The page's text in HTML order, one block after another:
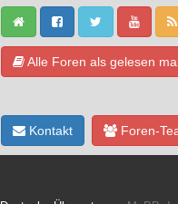
Alle Foren als gelesen
Kontakt Foren-